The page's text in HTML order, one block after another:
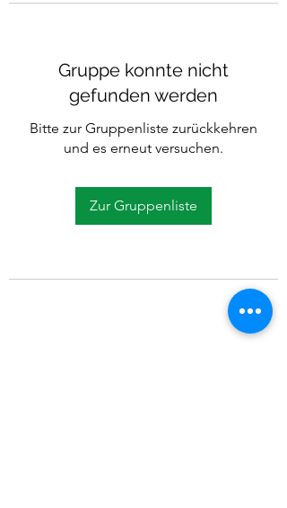
Gruppe konnte nicht
gefunden werden
Bitte zur Gruppenliste zurückkehren
und es erneut versuchen.
Zur Gruppenliste